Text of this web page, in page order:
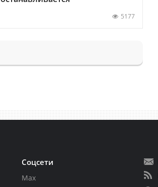
5177
Соцсети
Max